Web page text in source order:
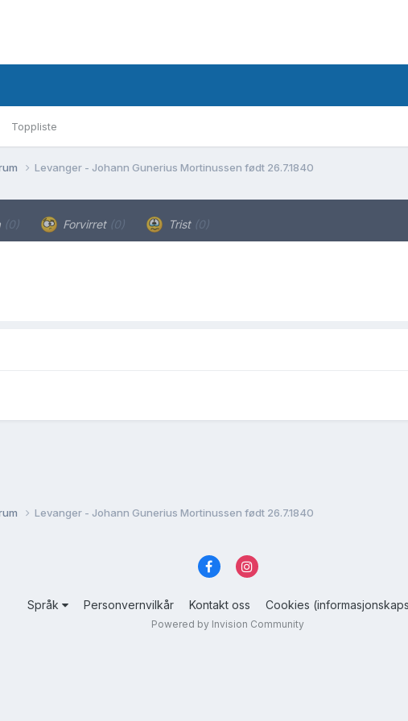
Toppliste
Levanger - Johann Gunerius Mortinussen født 26.7.1840
(0) Forvirret (0) Trist (0)
Levanger - Johann Gunerius Mortinussen født 26.7.1840
Språk Personvernvilkår Kontakt oss Cookies
Powered by Invision Community